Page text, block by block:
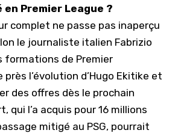
Premier League ?
complet ne passe pas inaperçu
le journaliste italien Fabrizio
formations de Premier
près l’évolution d’Hugo Ekitike et
des offres dès le prochain
qui l’a acquis pour 16 millions
mitigé au PSG, pourrait